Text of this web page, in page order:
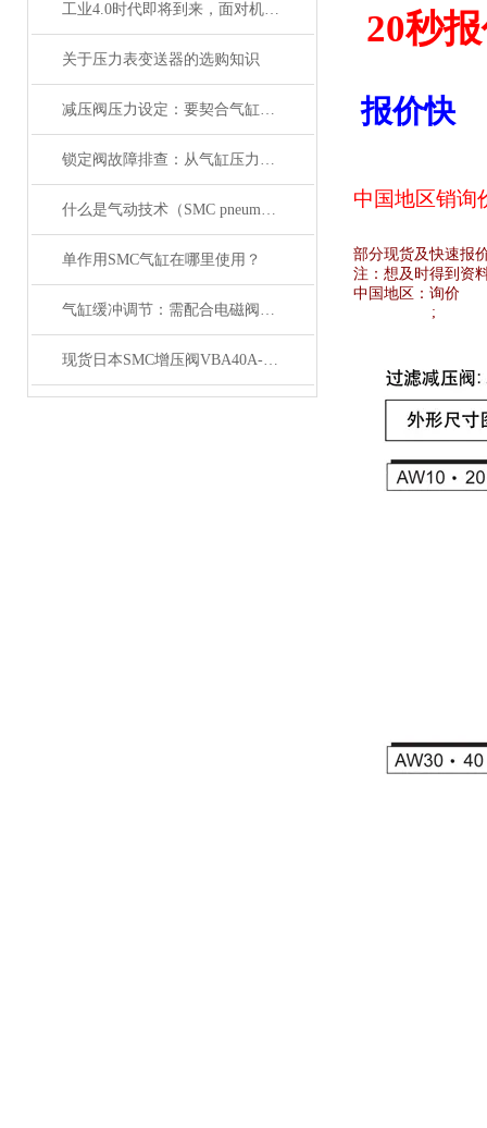
工业4.0时代即将到来，面对机遇与挑战，日本SMC该如何应对？
关于压力表变送器的选购知识
减压阀压力设定：要契合气缸负载与电磁阀的工作范围
锁定阀故障排查：从气缸压力变化与电磁阀信号入手
什么是气动技术（SMC pneumatics）
单作用SMC气缸在哪里使用？
气缸缓冲调节：需配合电磁阀的响应速度来调整
现货日本SMC增压阀VBA40A-04GN
20秒
报价快
中国地区销询
部分现货及快速报
注：想及时得到资
中国地区： 询价
;